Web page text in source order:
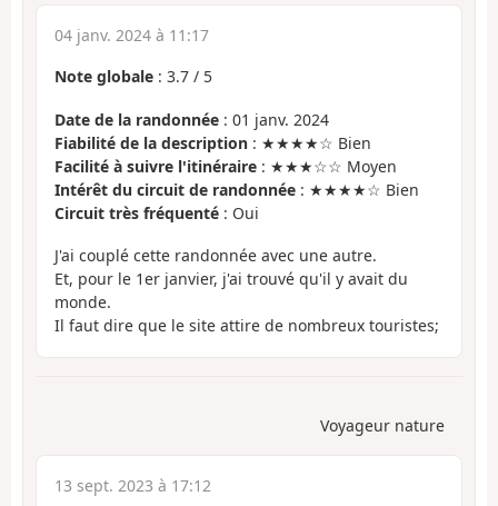
04 janv. 2024 à 11:17
Note globale : 3.7 / 5
Date de la randonnée : 01 janv. 2024
Fiabilité de la description : ★★★★☆ Bien
Facilité à suivre l'itinéraire : ★★★☆☆ Moyen
Intérêt du circuit de randonnée : ★★★★☆ Bien
Circuit très fréquenté : Oui
J'ai couplé cette randonnée avec une autre.
Et, pour le 1er janvier, j'ai trouvé qu'il y avait du
monde.
Il faut dire que le site attire de nombreux touristes;
Voyageur nature
13 sept. 2023 à 17:12